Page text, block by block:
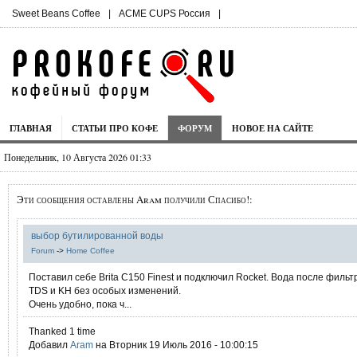
Sweet Beans Coffee | ACME CUPS Россия |
ГЛАВНАЯ СТАТЬИ ПРО КОФЕ ФОРУМ НОВОЕ НА САЙТЕ
Понедельник, 10 Августа 2026 01:33
Эти сообщения оставлены Aram получили Спасибо!:
выбор бутилированной воды
Forum -> Home Coffee
Поставил себе Brita C150 Finest и подключил Rocket. Вода после
TDS и KH без особых изменений.
Очень удобно, пока ч...
Thanked 1 time
Добавил Aram на Вторник 19 Июль 2016 - 10:00:15